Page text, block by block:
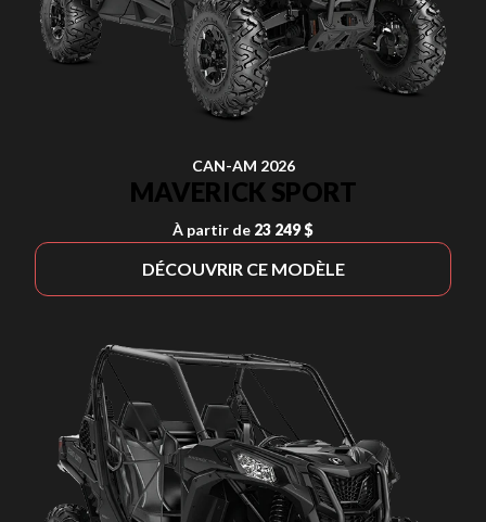
CAN-AM 2026
MAVERICK SPORT
À partir de 23 249 $
DÉCOUVRIR CE MODÈLE